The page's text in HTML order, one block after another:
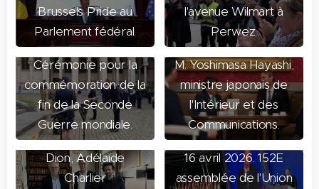
Brussels Pride au
Parlement fédéral.
l'avenue Wilmart à
Perwez.
08 mai 2026.
Cérémonie pour la
commémoration de la
fin de la Seconde
Guerre mondiale.
05 mai 2026.
Rencontre avec S.E.
M. Yoshimasa Hayashi,
ministre japonais de
l'Intérieur et des
Communications.
20 avril 2026.
Tournage pour le film
"démocratie
maintenant" avec Cyril
Dion, Adélaïde
Charlier
16 avril 2026. 152E
assemblée de l'Union